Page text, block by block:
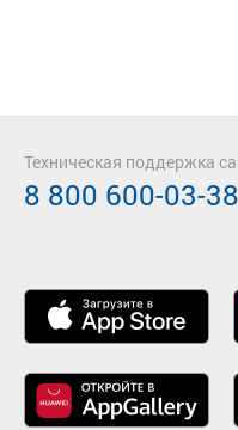
Техническая поддержка
8 800 600-03-38